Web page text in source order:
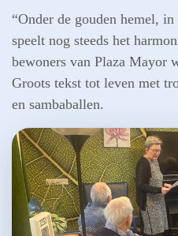
“Onder de gouden hemel,
speelt nog steeds het
bewoners van Plaza Mayor
Groots tekst tot leven met
en sambaballen.